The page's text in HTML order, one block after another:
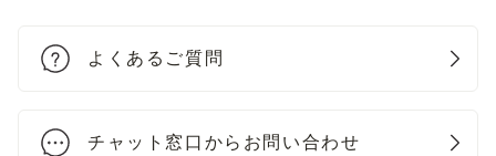
よくあるご質問
チャット窓口からお問い合わせ